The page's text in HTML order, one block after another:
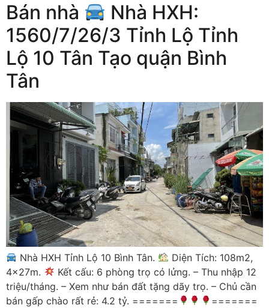
Bán nhà
Nhà HXH:
1560/7/26/3 Tỉnh Lộ Tỉnh
Lộ 10 Tân Tạo quận Bình
Tân
Nhà HXH Tỉnh Lộ 10 Bình Tân.
Diện Tích: 108m2,
4x27m.
Kết cấu: 6 phòng trọ có lửng. – Thu nhập 12
triệu/tháng. – Xem như bán đất tặng dãy trọ. – Chủ cần
bán gấp chào rất rẻ: 4.2 tỷ. =======
=======